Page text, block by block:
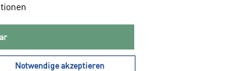
Notwendige akzeptieren